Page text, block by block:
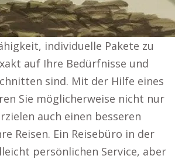
individuelle Pakete zu
auf Ihre Bedürfnisse und
sind. Mit der Hilfe eines
Sie möglicherweise nicht nur
auch einen besseren
Reisen. Ein Reisebüro in der
persönlichen Service, aber